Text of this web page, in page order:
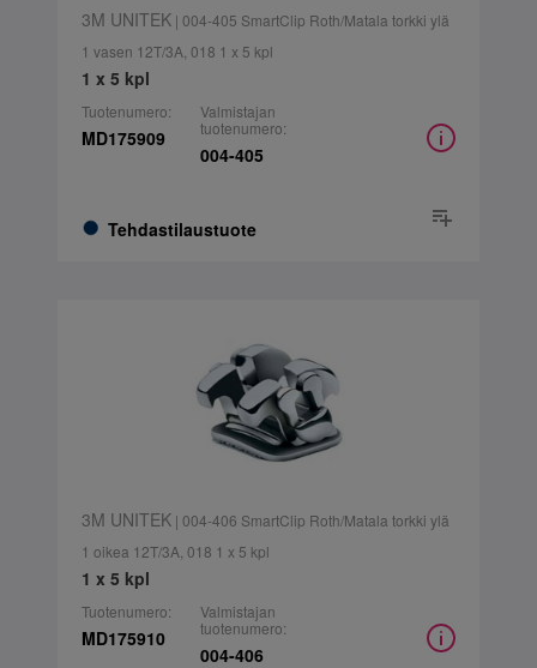
3M UNITEK| 004-405 SmartClip Roth/Matala torkki ylä
1 vasen 12T/3A, 018 1 x 5 kpl
1 x 5 kpl
Tuotenumero:
MD175909
Tehdastilaustuote
Valmistajan
tuotenumero:
004-405
3M UNITEK| 004-406 SmartClip Roth/Matala torkki ylä
1 oikea 12T/3A, 018 1 x 5 kpl
1 x 5 kpl
Tuotenumero:
MD175910
Valmistajan
tuotenumero:
004-406